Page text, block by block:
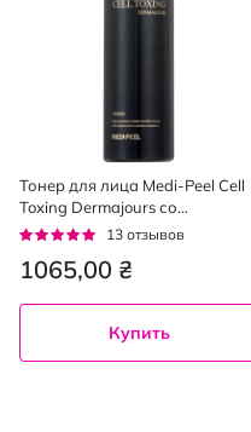
Тонер для лица Medi-Peel Cell
Toxing Dermajours со
стволовыми клетками 250 мл
Рейтинг:
13 отзывов
1065,00 ₴
Купить